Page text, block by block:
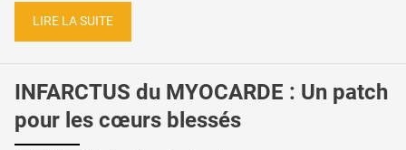
LIRE LA SUITE
INFARCTUS du MYOCARDE : Un patch
pour les cœurs blessés